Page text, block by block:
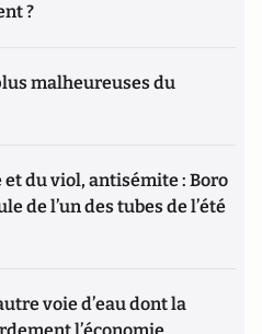
?
malheureuses du
du viol, antisémite : Boro
de l’un des tubes de l’été
voie d’eau dont la